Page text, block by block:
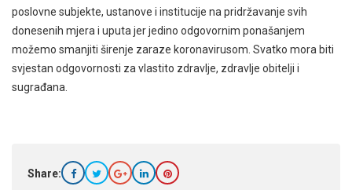
poslovne subjekte, ustanove i institucije na pridržavanje svih
donesenih mjera i uputa jer jedino odgovornim ponašanjem
možemo smanjiti širenje zaraze koronavirusom. Svatko mora biti
svjestan odgovornosti za vlastito zdravlje, zdravlje obitelji i
sugrađana.
Share: